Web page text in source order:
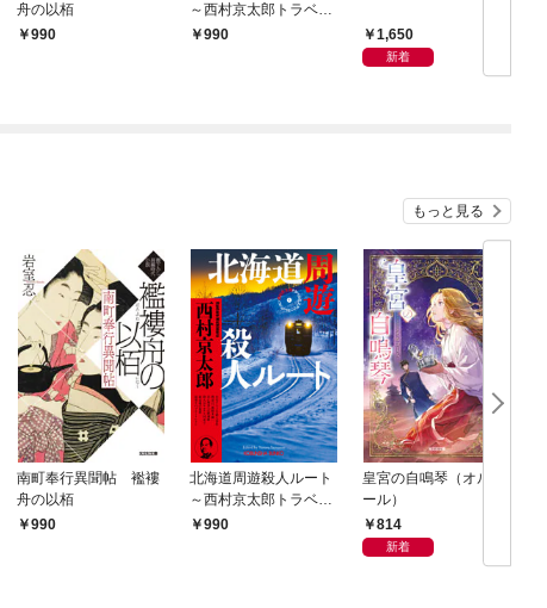
舟の以栢
990
～西村京太郎トラベル
ミステリー・セレクシ
990 1,650
新着
もっと見る
南町奉行異聞帖 襤褸
舟の以栢
990
北海道周遊殺人ルート
～西村京太郎トラベル
ミステリー・セレクシ
990
皇宮の自鳴琴（オルゴ
ール）
814
新着